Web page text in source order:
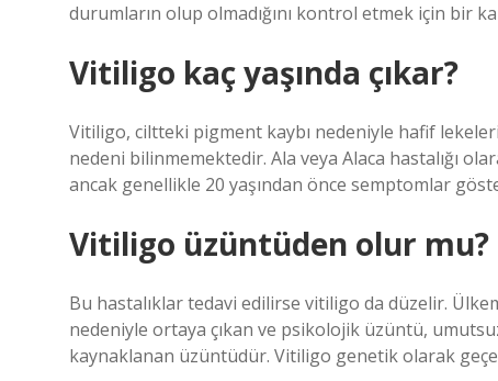
durumların olup olmadığını kontrol etmek için bir
Vitiligo kaç yaşında çıkar?
Vitiligo, ciltteki pigment kaybı nedeniyle hafif
nedeni bilinmemektedir. Ala veya Alaca hastalığı
ancak genellikle 20 yaşından önce semptomlar
Vitiligo üzüntüden olur mu?
Bu hastalıklar tedavi edilirse vitiligo da düzelir.
nedeniyle ortaya çıkan ve psikolojik üzüntü,
kaynaklanan üzüntüdür. Vitiligo genetik olarak